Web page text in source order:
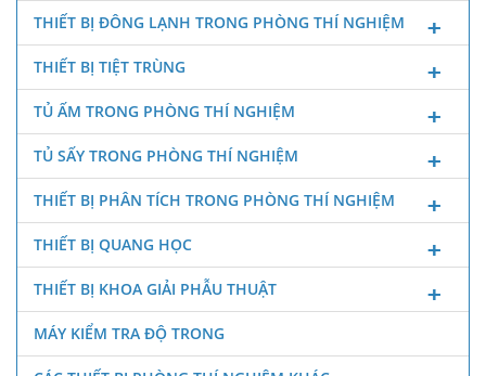
THIẾT BỊ ĐÔNG LẠNH TRONG PHÒNG THÍ NGHIỆM
THIẾT BỊ TIỆT TRÙNG
TỦ ẤM TRONG PHÒNG THÍ NGHIỆM
TỦ SẤY TRONG PHÒNG THÍ NGHIỆM
THIẾT BỊ PHÂN TÍCH TRONG PHÒNG THÍ NGHIỆM
THIẾT BỊ QUANG HỌC
THIẾT BỊ KHOA GIẢI PHẪU THUẬT
MÁY KIỂM TRA ĐỘ TRONG